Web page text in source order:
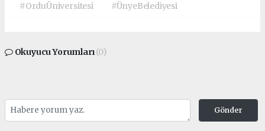
#OrduÜniversitesi #ÜnyeBelediyesi
Okuyucu Yorumları(0)
Gönder